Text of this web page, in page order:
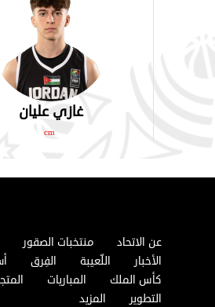
غازي عليان
cm
عن الاتحاد منتخبات الصقور
الأخبار
اللّعيبة الفِرق
كأس الملك
المباريات
التطوير
المزيد